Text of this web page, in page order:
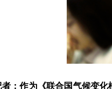
：作为《联合国气候变